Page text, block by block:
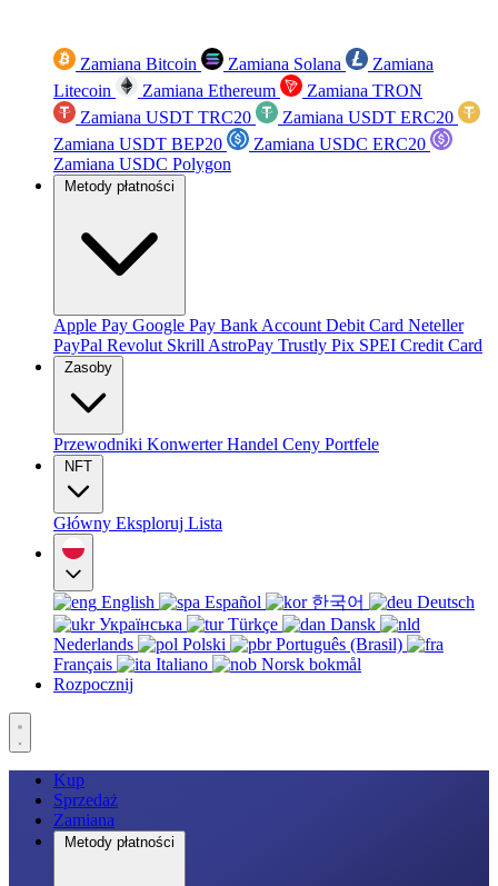
Zamiana Bitcoin Zamiana Solana
Zamiana
Litecoin
Zamiana Ethereum
Zamiana TRON
Zamiana USDT TRC20
Zamiana USDT ERC20
Zamiana USDT BEP20
Zamiana USDC ERC20
Zamiana USDC Polygon
Metody płatności
Apple Pay Google Pay Bank Account Debit Card Neteller
PayPal Revolut Skrill AstroPay Trustly Pix SPEI Credit Card
Zasoby
Przewodniki KonwerterHandel Ceny Portfele
NFT
Główny Eksploruj Lista
English Español 한국어
Deutsch
Українська
Türkçe
Dansk
Nederlands
Polski
Português (Brasil)
Français
Italiano
Norsk bokmål
Rozpocznij
Kup
Sprzedaż
Zamiana
Metody płatności